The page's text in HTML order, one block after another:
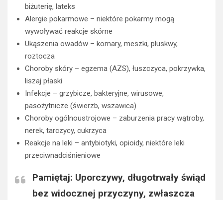
biżuterię, lateks
Alergie pokarmowe – niektóre pokarmy mogą
wywoływać reakcje skórne
Ukąszenia owadów – komary, meszki, pluskwy,
roztocza
Choroby skóry – egzema (AZS), łuszczyca, pokrzywka,
liszaj płaski
Infekcje – grzybicze, bakteryjne, wirusowe,
pasożytnicze (świerzb, wszawica)
Choroby ogólnoustrojowe – zaburzenia pracy wątroby,
nerek, tarczycy, cukrzyca
Reakcje na leki – antybiotyki, opioidy, niektóre leki
przeciwnadciśnieniowe
Pamiętaj: Uporczywy, długotrwały świąd
bez widocznej przyczyny, zwłaszcza